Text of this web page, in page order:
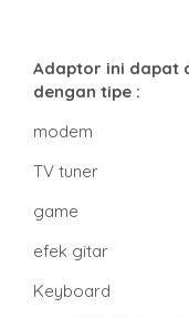
Adaptor ini dapat
dengan tipe :
modem
TV tuner
game
efek gitar
Keyboard